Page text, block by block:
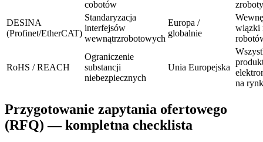
cobotów
DESINA
(Profinet/EtherCAT)
Standaryzacja
interfejsów
wewnątrzrobotowych
Europa /
globalnie
wiązki
RoHS / REACH
Ograniczenie
substancji
niebezpiecznych
Unia Europejska
na
Przygotowanie zapytania ofertowego
(RFQ) — kompletna checklista